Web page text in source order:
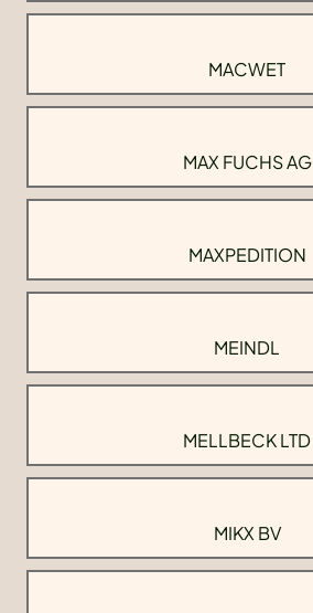
MACWET
MAX FUCHS AG
MAXPEDITION
MEINDL
MELLBECK LTD
MIKX BV